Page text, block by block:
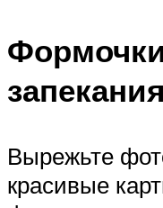
запекания
Вырежьте
красивые